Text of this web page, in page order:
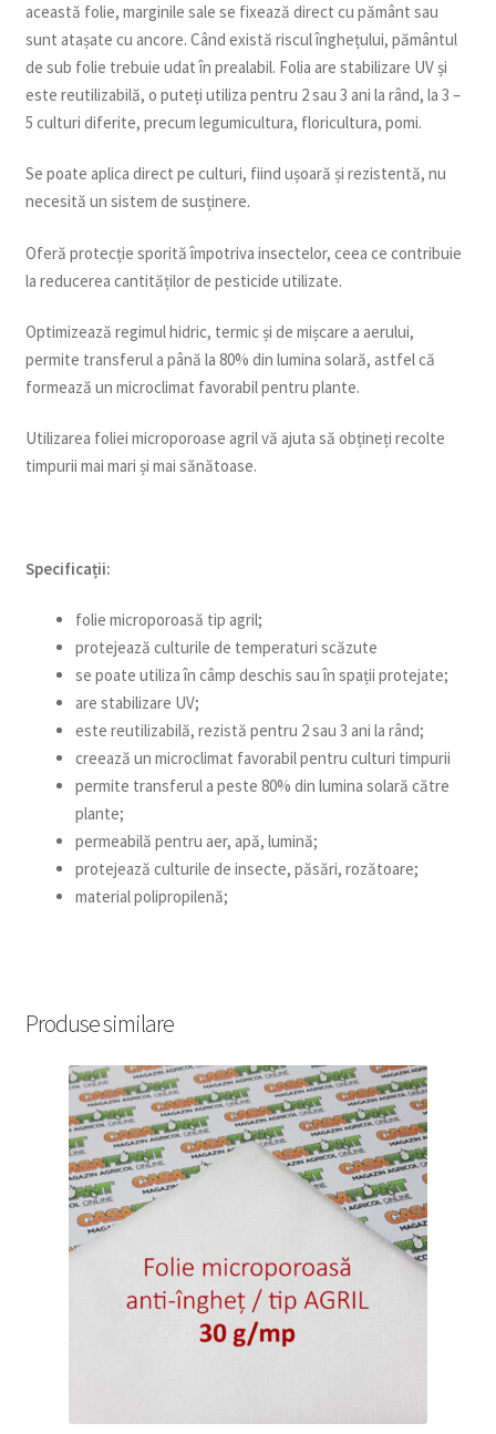
această folie, marginile sale se fixează direct cu pământ sau
sunt atașate cu ancore. Când există riscul înghețului, pământul
de sub folie trebuie udat în prealabil. Folia are stabilizare UV și
este reutilizabilă, o puteți utiliza pentru 2 sau 3 ani la rând, la 3 –
5 culturi diferite, precum legumicultura, floricultura, pomi.
Se poate aplica direct pe culturi, fiind ușoară și rezistentă, nu
necesită un sistem de susținere.
Oferă protecție sporită împotriva insectelor, ceea ce contribuie
la reducerea cantităților de pesticide utilizate.
Optimizează regimul hidric, termic și de mișcare a aerului,
permite transferul a până la 80% din lumina solară, astfel că
formează un microclimat favorabil pentru plante.
Utilizarea foliei microporoase agril vă ajuta să obțineți recolte
timpurii mai mari și mai sănătoase.
Specificații:
folie microporoasă tip agril;
protejează culturile de temperaturi scăzute
se poate utiliza în câmp deschis sau în spații protejate;
are stabilizare UV;
este reutilizabilă, rezistă pentru 2 sau 3 ani la rând;
creează un microclimat favorabil pentru culturi timpurii
permite transferul a peste 80% din lumina solară către
plante;
permeabilă pentru aer, apă, lumină;
protejează culturile de insecte, păsări, rozătoare;
material polipropilenă;
Produse similare